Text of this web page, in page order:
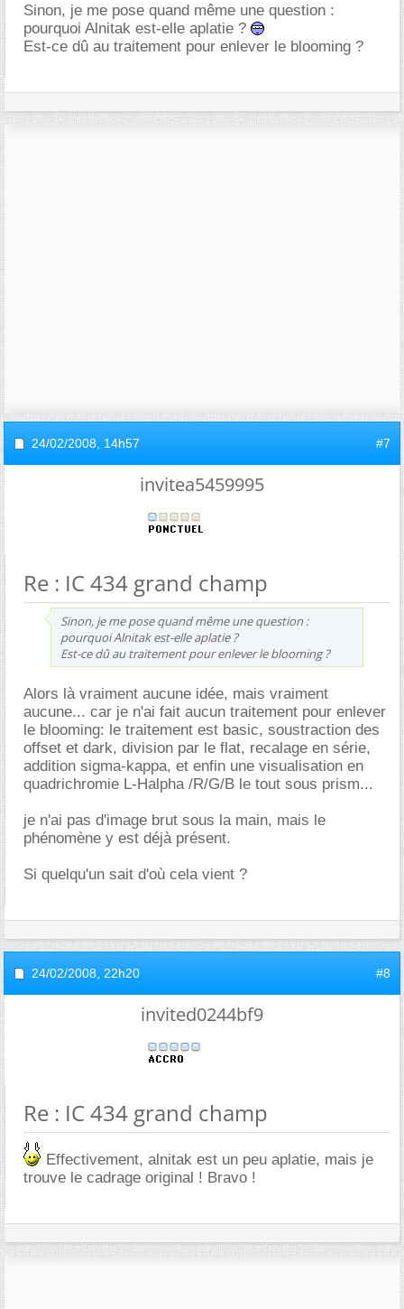
Sinon, je me pose quand même une question :
pourquoi Alnitak est-elle aplatie ?
Est-ce dû au traitement pour enlever le blooming ?
24/02/2008, 14h57 #7
invitea5459995
Re : IC 434 grand champ
Sinon, je me pose quand même une question :
pourquoi Alnitak est-elle aplatie ?
Est-ce dû au traitement pour enlever le blooming ?
Alors là vraiment aucune idée, mais vraiment
aucune... car je n'ai fait aucun traitement pour enlever
le blooming: le traitement est basic, soustraction des
offset et dark, division par le flat, recalage en série,
addition sigma-kappa, et enfin une visualisation en
quadrichromie L-Halpha /R/G/B le tout sous prism...
je n'ai pas d'image brut sous la main, mais le
phénomène y est déjà présent.
Si quelqu'un sait d'où cela vient ?
24/02/2008, 22h20 #8
invited0244bf9
Re : IC 434 grand champ
Effectivement, alnitak est un peu aplatie, mais je
trouve le cadrage original ! Bravo !